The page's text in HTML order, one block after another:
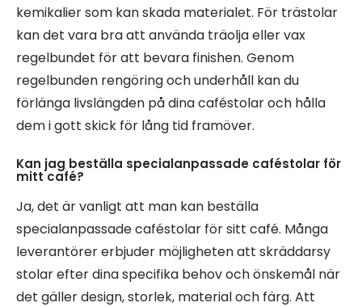
kemikalier som kan skada materialet. För trästolar
kan det vara bra att använda träolja eller vax
regelbundet för att bevara finishen. Genom
regelbunden rengöring och underhåll kan du
förlänga livslängden på dina caféstolar och hålla
dem i gott skick för lång tid framöver.
Kan jag beställa specialanpassade caféstolar för
mitt café?
Ja, det är vanligt att man kan beställa
specialanpassade caféstolar för sitt café. Många
leverantörer erbjuder möjligheten att skräddarsy
stolar efter dina specifika behov och önskemål när
det gäller design, storlek, material och färg. Att